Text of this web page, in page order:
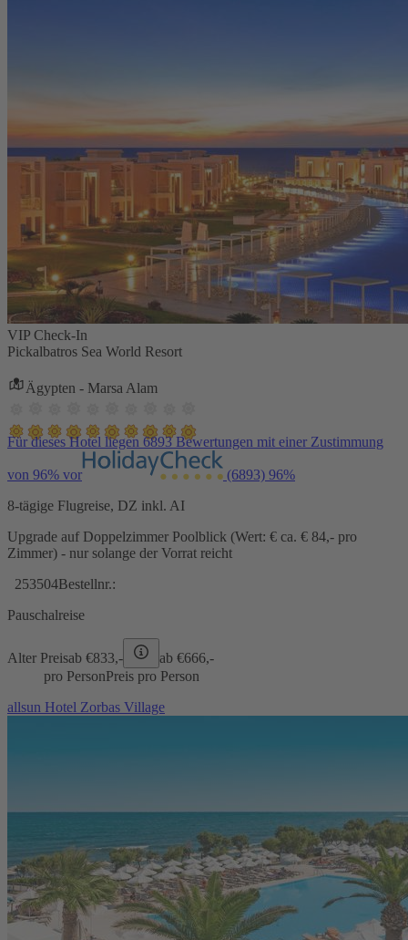
VIP Check-In
Pickalbatros Sea World Resort
Ägypten - Marsa Alam
Für dieses Hotel liegen 6893 Bewertungen mit einer Zustimmung
von 96% vor (6893) 96%
8-tägige Flugreise, DZ inkl. AI
Upgrade auf Doppelzimmer Poolblick (Wert: € ca. € 84,- pro
Zimmer) - nur solange der Vorrat reicht
253504Bestellnr.:
Pauschalreise
Alter Preisab €833,- ab €666,-
pro PersonPreis pro Person
allsun Hotel Zorbas Village